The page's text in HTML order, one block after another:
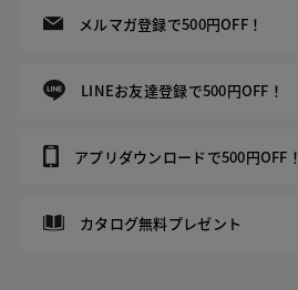
メルマガ登録で500円OFF！
LINEお友達登録で500円OFF！
アプリダウンロードで500円OFF！
カタログ無料プレゼント